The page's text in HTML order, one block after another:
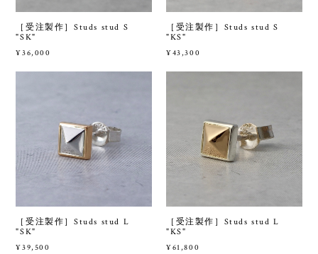
［受注製作］Studs stud S
"SK"
¥36,000
［受注製作］Studs stud S
"KS"
¥43,300
［受注製作］Studs stud L
"SK"
¥39,500
［受注製作］Studs stud L
"KS"
¥61,800